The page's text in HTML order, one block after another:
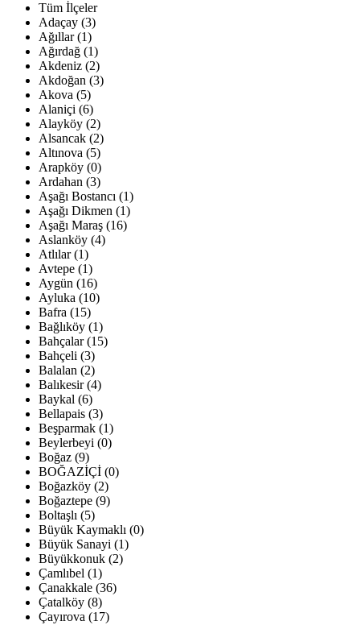
Tüm İlçeler
Adaçay (3)
Ağıllar (1)
Ağırdağ (1)
Akdeniz (2)
Akdoğan (3)
Akova (5)
Alaniçi (6)
Alayköy (2)
Alsancak (2)
Altınova (5)
Arapköy (0)
Ardahan (3)
Aşağı Bostancı (1)
Aşağı Dikmen (1)
Aşağı Maraş (16)
Aslanköy (4)
Atlılar (1)
Avtepe (1)
Aygün (16)
Ayluka (10)
Bafra (15)
Bağlıköy (1)
Bahçalar (15)
Bahçeli (3)
Balalan (2)
Balıkesir (4)
Baykal (6)
Bellapais (3)
Beşparmak (1)
Beylerbeyi (0)
Boğaz (9)
BOĞAZİÇİ (0)
Boğazköy (2)
Boğaztepe (9)
Boltaşlı (5)
Büyük Kaymaklı (0)
Büyük Sanayi (1)
Büyükkonuk (2)
Çamlıbel (1)
Çanakkale (36)
Çatalköy (8)
Çayırova (17)